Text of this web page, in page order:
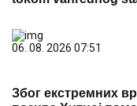
06. 08. 2026 07:51
Због екстремних